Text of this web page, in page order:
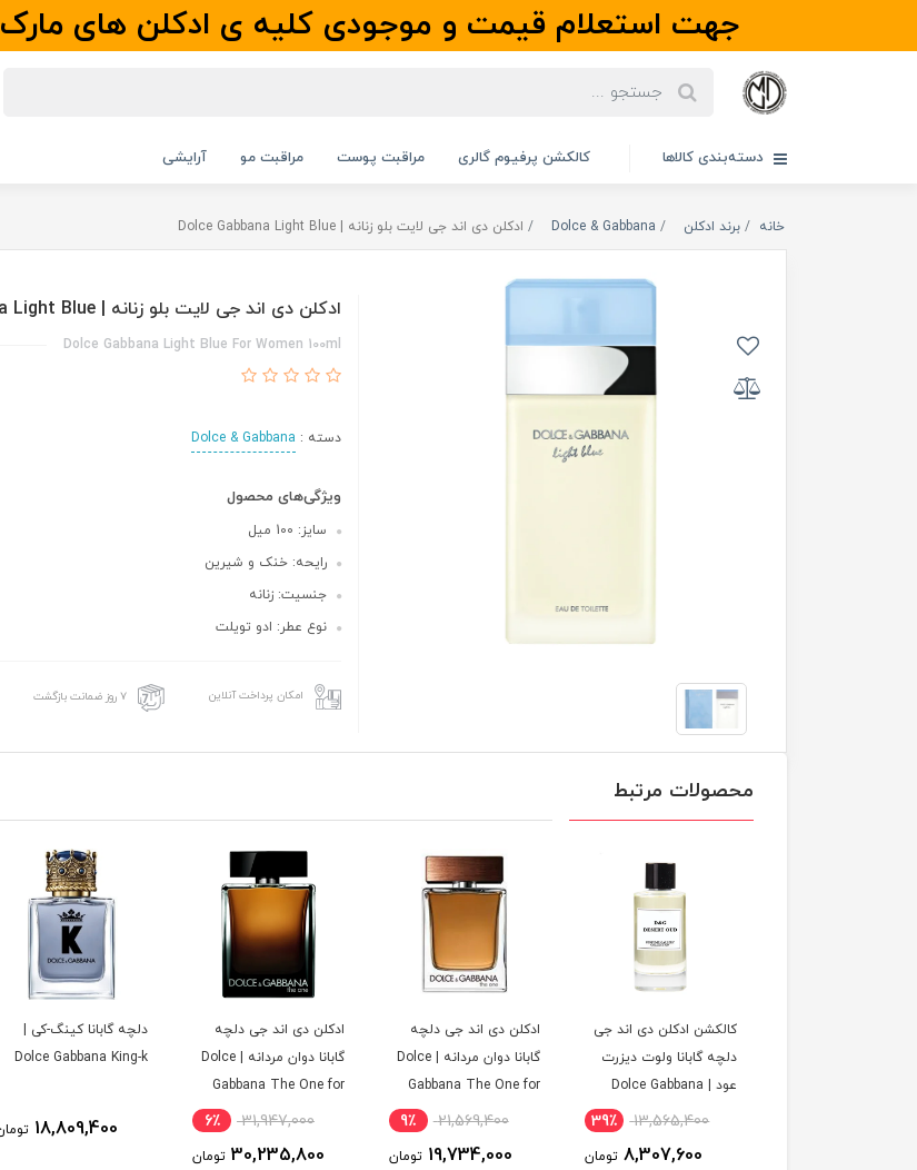
جهت استعلام قیمت و موجودی کلیه ی ادکلن های مارک
دسته‌بندی کالاها کالکشن پرفیوم گالری مراقبت پوست مراقبت مو آرایشی
خانه برند ادکلن Dolce & Gabbana ادکلن دی اند جی لایت بلو زنانه | Dolce Gabbana Light Blue
ادکلن دی اند جی لایت بلو زنانه | Dolce Gabbana Light Blue
Dolce Gabbana Light Blue For Women 100ml
دسته : Dolce & Gabbana
ویژگی‌های محصول
سایز: 100 میل
رایحه: خنک و شیرین
جنسیت: زنانه
نوع عطر: ادو تویلت
امکان پرداخت آنلاین ۷ روز ضمانت بازگشت
محصولات مرتبط
کالکشن ادکلن دی اند جی
دلچه گابانا ولوت دیزرت
عود | Dolce Gabbana
Velvet Desert Oud
13,565,400 39٪
8,307,600 تومان
ادکلن دی اند جی دلچه
گابانا دوان مردانه | Dolce
Gabbana The One for
men EDT
21,569,400 9٪
19,734,000 تومان
ادکلن دی اند جی دلچه
گابانا دوان مردانه | Dolce
Gabbana The One for
Men EDP
31,947,000 6٪
30,235,800 تومان
دلچه گابانا کینگ-کی |
Dolce Gabbana King-k
18,809,400